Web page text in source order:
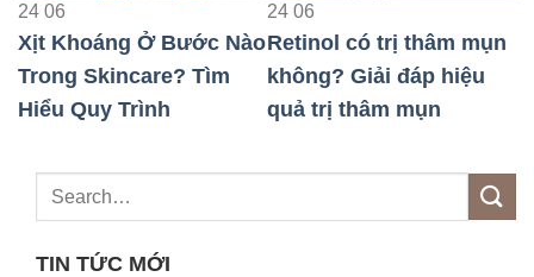
24 06
Retinol có trị thâm mụn
không? Giải đáp hiệu
quả trị thâm mụn
24 06
Buổi sáng có cần tẩy
trang không? Lời
khuyên từ chuyên gia
TIN TỨC MỚI